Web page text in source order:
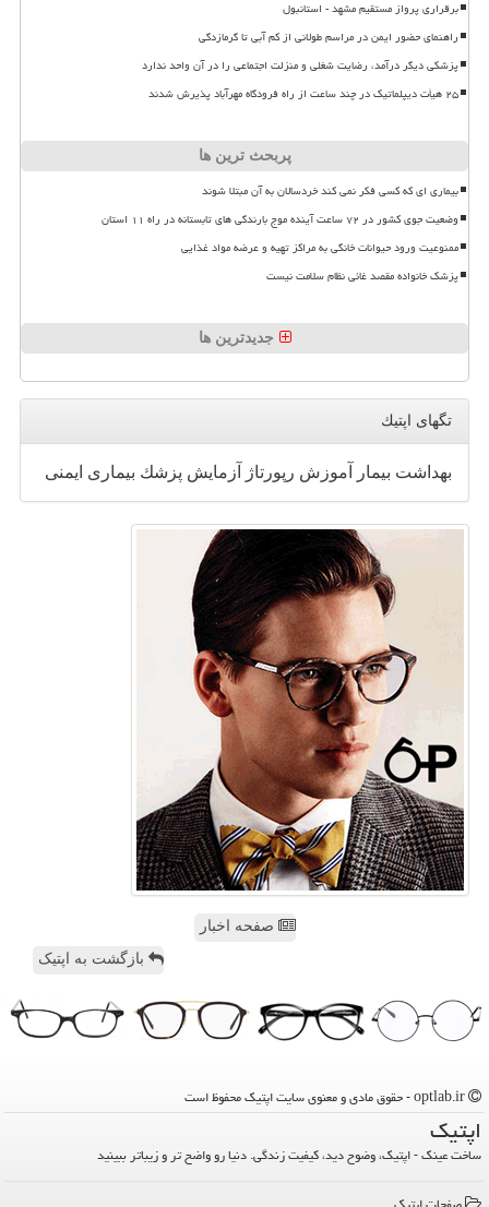
برقراری پرواز مستقیم مشهد - استانبول
راهنمای حضور ایمن در مراسم طولانی از کم آبی تا گرمازدگی
پزشکی دیگر درآمد، رضایت شغلی و منزلت اجتماعی را در آن واحد ندارد
۲۵ هیأت دیپلماتیک در چند ساعت از راه فرودگاه مهرآباد پذیرش شدند
پربحث ترین ها
بیماری ای که کسی فکر نمی کند خردسالان به آن مبتلا شوند
وضعیت جوی کشور در ۷۲ ساعت آینده موج بارندگی های تابستانه در راه ۱۱ استان
ممنوعیت ورود حیوانات خانگی به مراکز تهیه و عرضه مواد غذایی
پزشک خانواده مقصد غائی نظام سلامت نیست
جدیدترین ها
تگهای اپتیك
بهداشت بیمار آموزش رپورتاژ آزمایش پزشك بیماری ایمنی
صفحه اخبار
بازگشت به اپتیک
اپتیك
ساخت عینک - اپتیک، وضوح دید، کیفیت زندگی. دنیا رو واضح تر و زیباتر ببینید